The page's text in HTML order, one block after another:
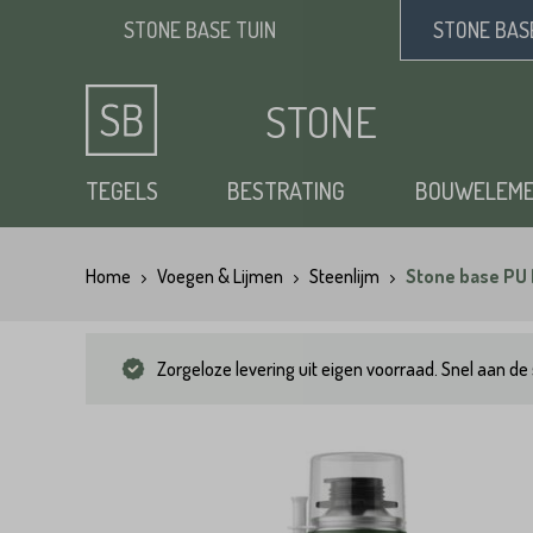
STONE BASE TUIN STONE
STONE
BASE
TEGELS
Keramische tuintegels
BESTRATING
Klinkers
Opsluitbanden
Siergrind
Vloertegels
Home Voegen & Lijmen Steenlijm Stone base PU
Zorgeloze levering uit eigen voorraad. Snel aan de